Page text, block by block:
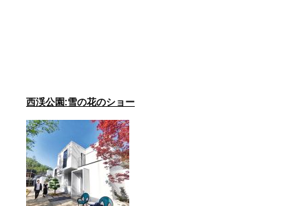
西渓公園:雪の花のショー